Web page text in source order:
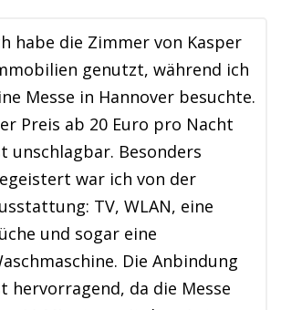
habe die Zimmer von Kasper
genutzt, während ich
Messe in Hannover besuchte.
Preis ab 20 Euro pro Nacht
unschlagbar. Besonders
war ich von der
TV, WLAN, eine
und sogar eine
Die Anbindung
hervorragend, da die Messe